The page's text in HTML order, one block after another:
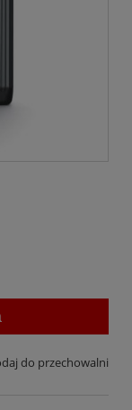
do przechowalni